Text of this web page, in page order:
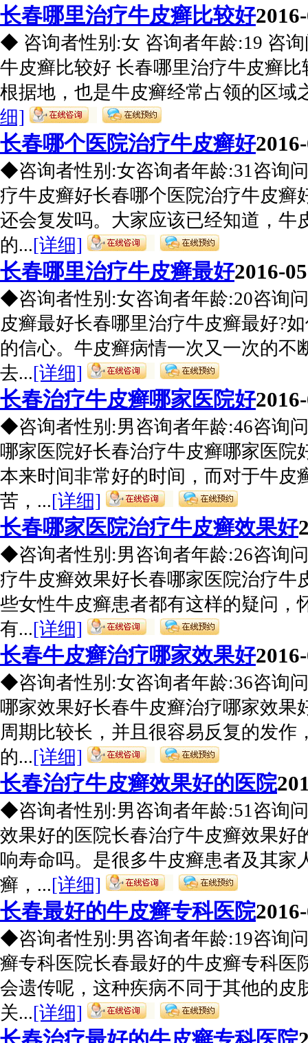
长春哪里治疗牛皮癣比较好
◆ 咨询者性别:女 咨询者年龄:19 咨
牛皮癣比较好 长春哪里治疗牛皮癣比
根据地，也是牛皮癣经常占领的区域
细]
长春哪个医院治疗牛皮癣好
◆咨询者性别:女咨询者年龄:31咨询
疗牛皮癣好长春哪个医院治疗牛皮癣
还会复发吗。大家应该已经知道，牛
的...[详细]
长春哪里治疗牛皮癣最好2016-
◆咨询者性别:女咨询者年龄:20咨询
皮癣最好长春哪里治疗牛皮癣最好?
的信心。牛皮癣病情一次又一次的不
去...[详细]
长春治疗牛皮癣哪家医院好
◆咨询者性别:男咨询者年龄:46咨询
哪家医院好长春治疗牛皮癣哪家医院
本来时间非常好的时间，而对于牛皮
苦，...[详细]
长春哪家医院治疗牛皮癣效果好
◆咨询者性别:男咨询者年龄:26咨询
疗牛皮癣效果好长春哪家医院治疗牛
些女性牛皮癣患者都有这样的疑问，
有...[详细]
长春牛皮癣治疗哪家效果好
◆咨询者性别:女咨询者年龄:36咨询
哪家效果好长春牛皮癣治疗哪家效果
周期比较长，并且很容易反复的发作
的...[详细]
长春治疗牛皮癣效果好的医院
◆咨询者性别:男咨询者年龄:51咨询
效果好的医院长春治疗牛皮癣效果好
响寿命吗。是很多牛皮癣患者及其家
癣，...[详细]
长春最好的牛皮癣专科医院
◆咨询者性别:男咨询者年龄:19咨询
癣专科医院长春最好的牛皮癣专科医
会遗传呢，这种疾病不同于其他的皮
关...[详细]